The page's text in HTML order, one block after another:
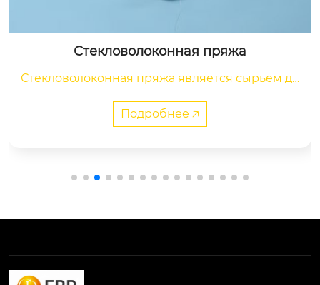
Стекловолоконная пряжа
Стекловолоконная пряжа является сырьем дл
нных промышленных тканей, трубок и других
технических тканей.
Подробнее 🡥